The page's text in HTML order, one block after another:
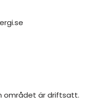
området är driftsatt.